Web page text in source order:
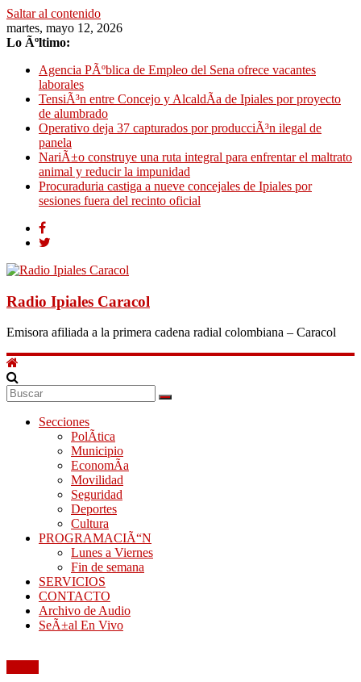
Saltar al contenido
martes, mayo 12, 2026
Lo Ãºltimo:
Agencia PÃºblica de Empleo del Sena ofrece vacantes
laborales
TensiÃ³n entre Concejo y AlcaldÃ­a de Ipiales por proyecto
de alumbrado
Operativo deja 37 capturados por producciÃ³n ilegal de
panela
NariÃ±o construye una ruta integral para enfrentar el maltrato
animal y reducir la impunidad
Procuraduria castiga a nueve concejales de Ipiales por
sesiones fuera del recinto oficial
Radio Ipiales Caracol
Emisora afiliada a la primera cadena radial colombiana – Caracol
Secciones
PolÃ­tica
Municipio
EconomÃ­a
Movilidad
Seguridad
Deportes
Cultura
PROGRAMACIÃ“N
Lunes a Viernes
Fin de semana
SERVICIOS
CONTACTO
Archivo de Audio
SeÃ±al En Vivo